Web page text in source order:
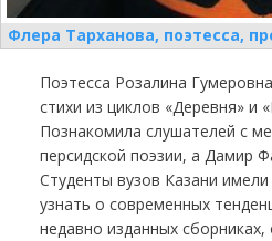
Флера Тарханова, поэтесса,
Поэтесса Розалина
стихи из циклов «Деревня» и
Познакомила слушателей с
персидской поэзии, а Дамир
Студенты вузов Казани
узнать о современных
недавно изданных сборниках,